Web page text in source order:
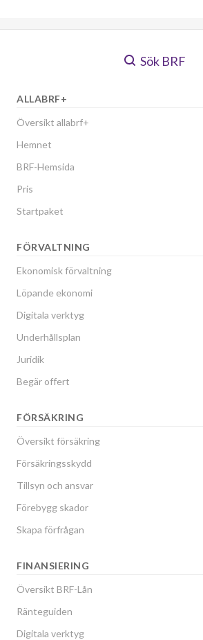
Sök BRF
ALLABRF+
Översikt allabrf+
Hemnet
BRF-Hemsida
Pris
Startpaket
FÖRVALTNING
Ekonomisk förvaltning
Löpande ekonomi
Digitala verktyg
Underhållsplan
Juridik
Begär offert
FÖRSÄKRING
Översikt försäkring
Försäkringsskydd
Tillsyn och ansvar
Förebygg skador
Skapa förfrågan
FINANSIERING
Översikt BRF-Lån
Ränteguiden
Digitala verktyg